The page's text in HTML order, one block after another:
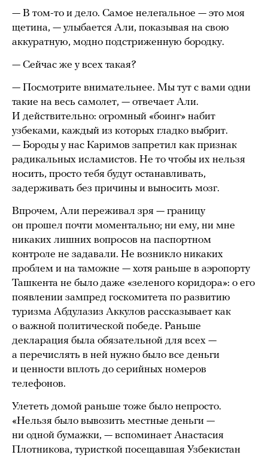
— В том-то и дело. Самое нелегальное — это моя
щетина, — улыбается Али, показывая на свою
аккуратную, модно подстриженную бородку.
— Сейчас же у всех такая?
— Посмотрите внимательнее. Мы тут с вами одни
такие на весь самолет, — отвечает Али.
И действительно: огромный «боинг» набит
узбеками, каждый из которых гладко выбрит.
— Бороды у нас Каримов запретил как признак
радикальных исламистов. Не то чтобы их нельзя
носить, просто тебя будут останавливать,
задерживать без причины и выносить мозг.
Впрочем, Али переживал зря — границу
он прошел почти моментально; ни ему, ни мне
никаких лишних вопросов на паспортном
контроле не задавали. Не возникло никаких
проблем и на таможне — хотя раньше в аэропорту
Ташкента не было даже «зеленого коридора»: о его
появлении зампред госкомитета по развитию
туризма Абдулазиз Аккулов рассказывает как
о важной политической победе. Раньше
декларация была обязательной для всех —
а перечислять в ней нужно было все деньги
и ценности вплоть до серийных номеров
телефонов.
Улететь домой раньше тоже было непросто.
«Нельзя было вывозить местные деньги —
ни одной бумажки, — вспоминает Анастасия
Плотникова, туристкой посещавшая Узбекистан